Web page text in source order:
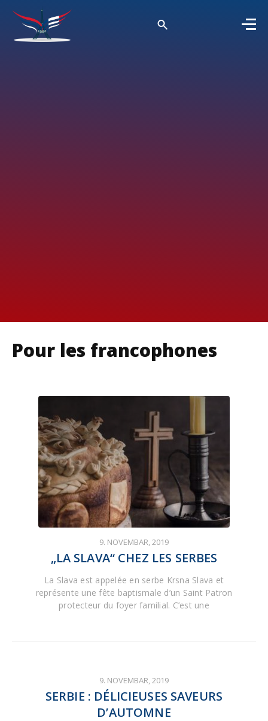
Pour les francophones
9. NOVEMBAR, 2019
„LA SLAVA“ CHEZ LES SERBES
La Slava est appelée en serbe Krsna Slava et
représente une fête baptismale d’un Saint Patron
protecteur du foyer familial. C’est une
9. NOVEMBAR, 2019
SERBIE : DÉLICIEUSES SAVEURS
D’AUTOMNE